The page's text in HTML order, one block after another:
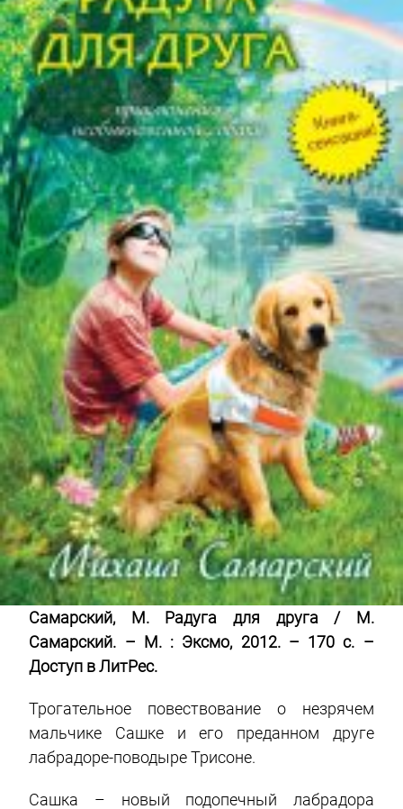
Самарский, М. Радуга для друга / М.
Самарский. – М. : Эксмо, 2012. – 170 с. –
Доступ в ЛитРес.
Трогательное повествование о незрячем
мальчике Сашке и его преданном друге
лабрадоре-поводыре Трисоне.
Сашка – новый подопечный лабрадора